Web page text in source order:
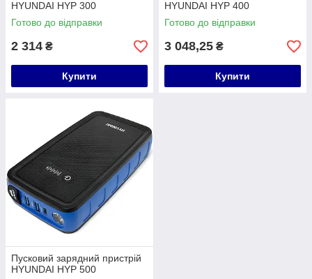
HYUNDAI HYP 300
Готово до відправки
2 314 ₴
Купити
HYUNDAI HYP 400
Готово до відправки
3 048,25 ₴
Купити
Пусковий зарядний пристрій
HYUNDAI HYP 500